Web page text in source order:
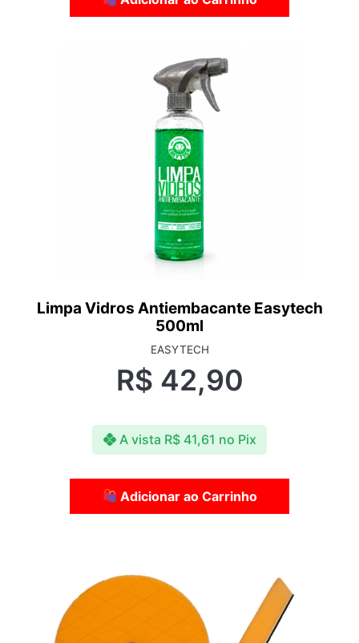
Limpa Vidros Antiembacante Easytech
500ml
EASYTECH
R$ 42,90
A vista R$41,61 no Pix
Adicionar ao Carrinho